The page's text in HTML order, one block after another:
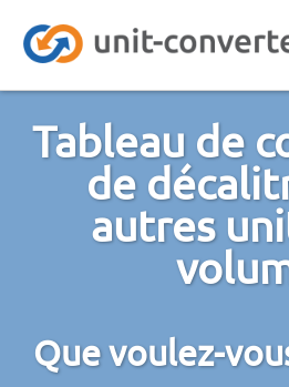
Tableau de
de
autres
Que voulez-